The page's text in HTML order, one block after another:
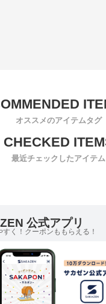
オススメのアイテムタグ
最近チェックしたアイテム
公式アプリ
すく！クーポンももらえる！